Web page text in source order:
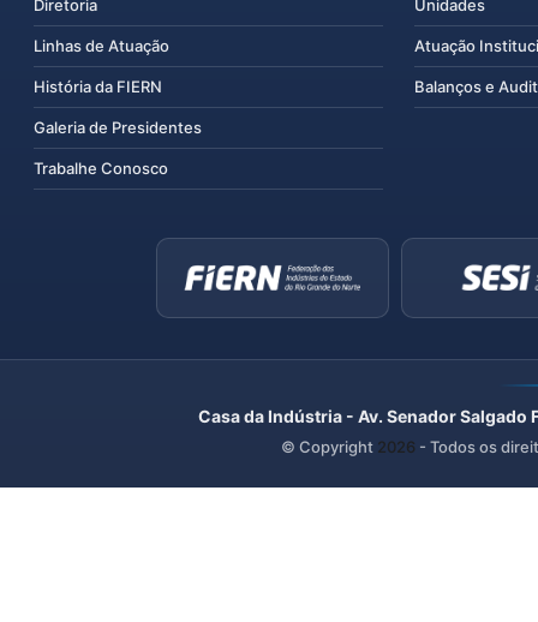
Diretoria
Linhas de Atuação
História da FIERN
Galeria de Presidentes
Trabalhe Conosco
Unidades
Atuação
Balanços e
Casa da Indústria - Av. Senador
© Copyright 2026 - Todos os